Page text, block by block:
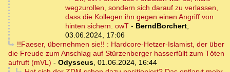
wegzurollen, sondern sich darauf zu verlassen,
dass die Kollegen ihn gegen einen Angriff von
hinten sichern. owT - BerndBorchert,
03.06.2024, 17:06
!!Faeser, übernehmen sie!! : Hardcore-Hetzer-Islamist, der über
die Freude zum Anschlag auf Stürzenberger hasserfüllt zum Töten
aufruft (mVL) - Odysseus, 01.06.2024, 16:44